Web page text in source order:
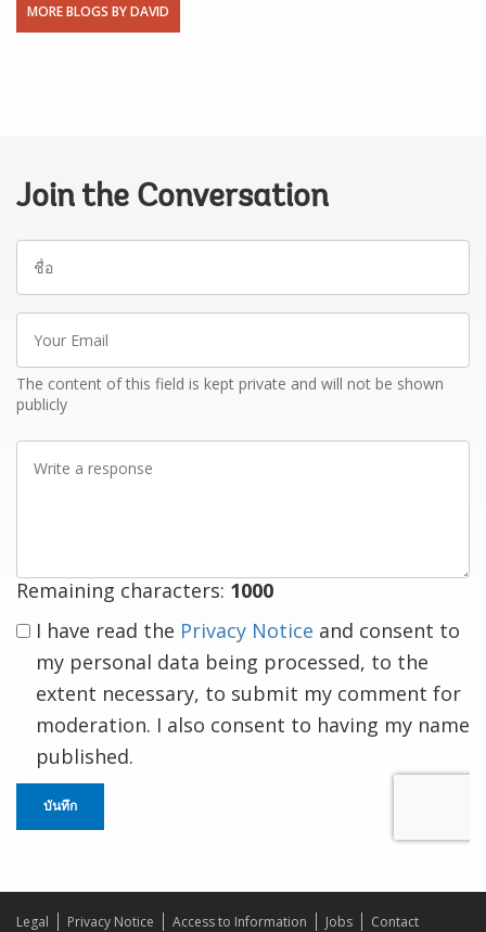
MORE BLOGS BY DAVID
Join the Conversation
ชื่อ
Your
Email
The content of this field is kept private and will not be shown
publicly
Write
Remaining characters: 1000
I have read the Privacy Notice and consent to
my personal data being processed, to the
extent necessary, to submit my comment for
moderation. I also consent to having my name
published.
บันทึก
Legal Privacy Notice Access to Information Jobs Contact